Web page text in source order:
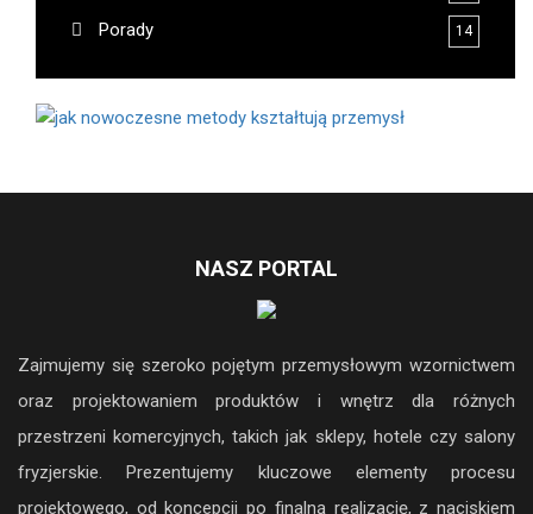
16
NASZ PORTAL
Zajmujemy się szeroko pojętym przemysłowym wzornictwem
oraz projektowaniem produktów i wnętrz dla różnych
przestrzeni komercyjnych, takich jak sklepy, hotele czy salony
fryzjerskie. Prezentujemy kluczowe elementy procesu